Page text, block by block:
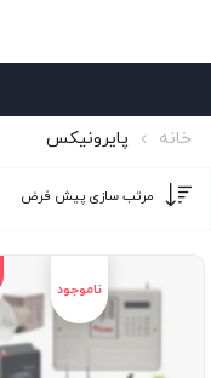
خانه پایرونیکس